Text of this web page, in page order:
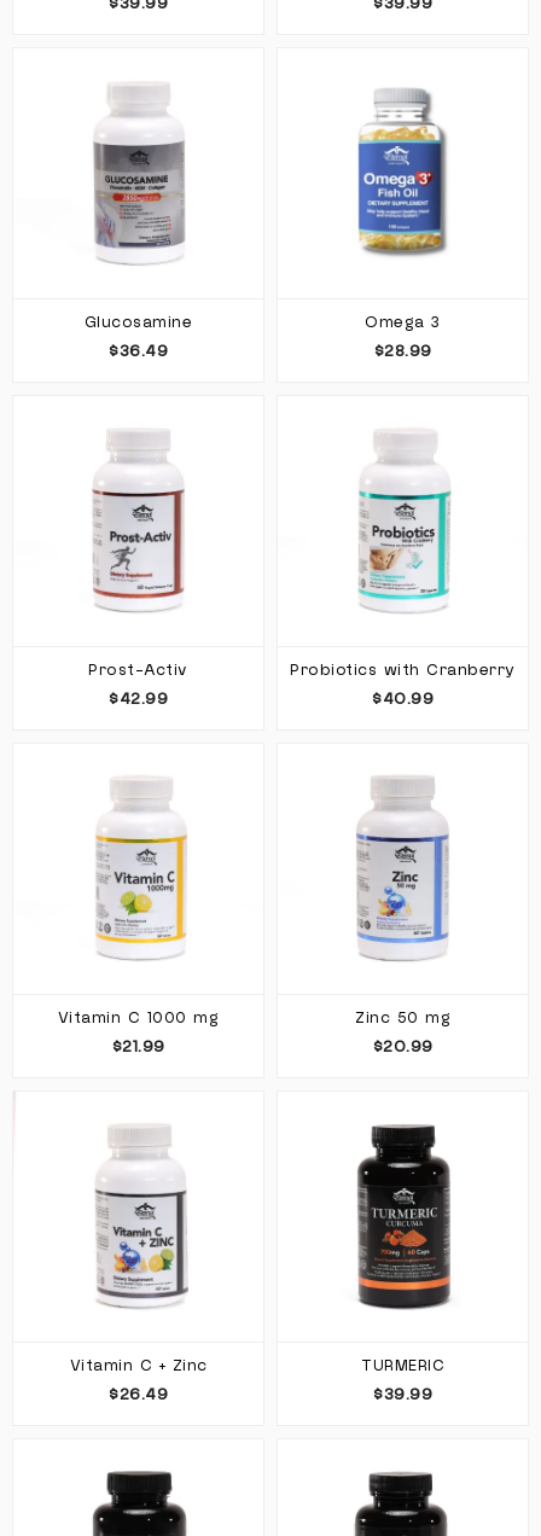
Glucosamine
$36.49
Omega 3
$28.99
Prost-Activ
$42.99
Probiotics with Cranberry
$40.99
Vitamin C 1000 mg
$21.99
Zinc 50 mg
$20.99
Vitamin C + Zinc
$26.49
TURMERIC
$39.99